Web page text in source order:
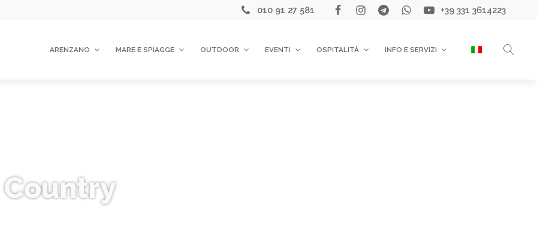
010 91 27 581 +39 331 3614223
ARENZANO MARE E SPIAGGE OUTDOOR EVENTI OSPITALITÀ INFO E SERVIZI